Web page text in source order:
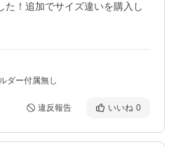
た！追加でサイズ違いを購入し
ダー付属無し
違反報告 いいね 0